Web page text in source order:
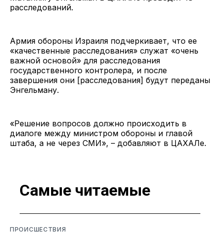
расследований.
Армия обороны Израиля подчеркивает, что ее
«качественные расследования» служат «очень
важной основой» для расследования
государственного контролера, и после
завершения они [расследования] будут переданы
Энгельману.
«Решение вопросов должно происходить в
диалоге между министром обороны и главой
штаба, а не через СМИ», – добавляют в ЦАХАЛе.
Самые читаемые
ПРОИСШЕСТВИЯ